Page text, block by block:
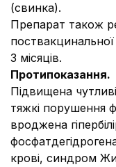
(свинка).
Препарат також
поствакцинальної
3 місяців.
Протипоказання.
Підвищена
тяжкі порушення
вроджена
крові, синдром